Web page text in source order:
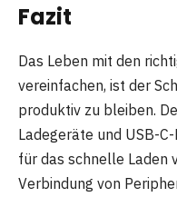
Fazit
Das Leben mit den
vereinfachen, ist der
produktiv zu bleiben.
Ladegeräte und USB-
für das schnelle Laden
Verbindung von